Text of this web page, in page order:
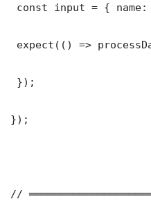
const input = {
expect(() =>
});
});
//